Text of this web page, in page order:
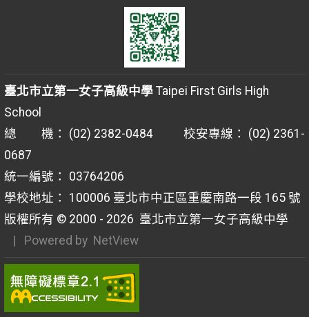
臺北市立第一女子高級中學Taipei First Girls High
School
總 機： (02) 2382-0484 校安專線： (02) 2361-
0687
統一編號： 03764206
學校地址： 100006 臺北市中正區重慶南路一段 165 號
版權所有 © 2000 - 2026 臺北市立第一女子高級中學
| Powered by NetView